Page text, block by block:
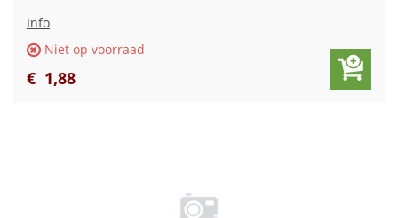
Info
Niet op voorraad
€ 1,88